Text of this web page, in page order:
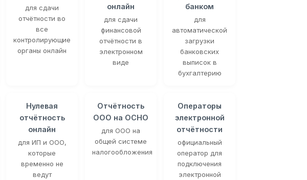
для сдачи
отчётности во
все
контролирующие
органы онлайн
онлайн
для сдачи
финансовой
отчётности в
электронном
виде
банком
для
автоматической
загрузки
банковских
выписок в
бухгалтерию
Нулевая
отчётность
онлайн
для ИП и ООО,
которые
временно не
ведут
Отчётность
ООО на ОСНО
для ООО на
общей системе
налогообложения
Операторы
электронной
отчётности
официальный
оператор для
подключения
электронной